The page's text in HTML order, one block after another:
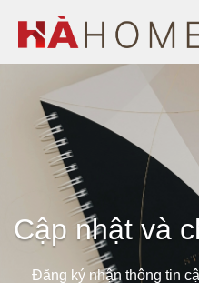
Cập nhật và
Đăng ký nhận thông tin